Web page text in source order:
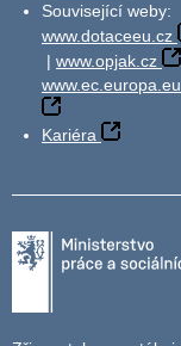
Související weby:
www.dotaceeu.cz
| www.opjak.cz
www.ec.europa.eu
Kariéra